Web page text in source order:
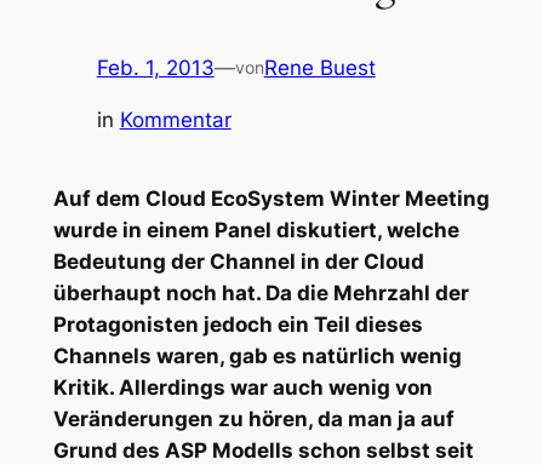
Feb. 1, 2013—vonRene Buest
in Kommentar
Auf dem Cloud EcoSystem Winter Meeting
wurde in einem Panel diskutiert, welche
Bedeutung der Channel in der Cloud
überhaupt noch hat. Da die Mehrzahl der
Protagonisten jedoch ein Teil dieses
Channels waren, gab es natürlich wenig
Kritik. Allerdings war auch wenig von
Veränderungen zu hören, da man ja auf
Grund des ASP Modells schon selbst seit